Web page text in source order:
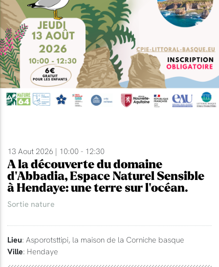
13 Aout 2026 | 10:00 - 12:30
A la découverte du domaine
d'Abbadia, Espace Naturel Sensible
à Hendaye: une terre sur l'océan.
Sortie nature
Lieu: Asporotsttipi, la maison de la Corniche basque
Ville: Hendaye